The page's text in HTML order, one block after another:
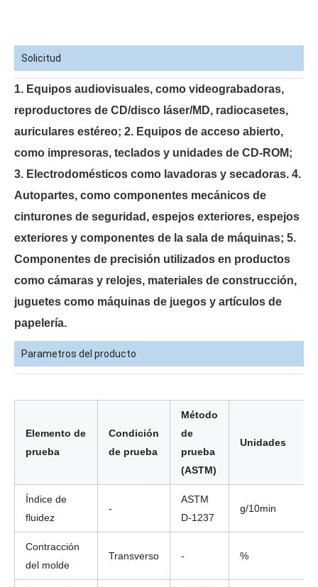
Solicitud
1. Equipos audiovisuales, como videograbadoras,
reproductores de CD/disco láser/MD, radiocasetes,
auriculares estéreo; 2. Equipos de acceso abierto,
como impresoras, teclados y unidades de CD-ROM;
3. Electrodomésticos como lavadoras y secadoras. 4.
Autopartes, como componentes mecánicos de
cinturones de seguridad, espejos exteriores, espejos
exteriores y componentes de la sala de máquinas; 5.
Componentes de precisión utilizados en productos
como cámaras y relojes, materiales de construcción,
juguetes como máquinas de juegos y artículos de
papelería.
Parametros del producto
Elemento de
prueba
Condición
de prueba
Método
de
prueba
(ASTM)
Unidades
Índice de
fluidez
-
ASTM
D-1237
g/10min
Contracción
del molde
Transverso - %